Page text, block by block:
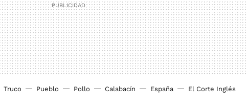
Truco Pueblo Pollo Calabacín España El Corte Inglés